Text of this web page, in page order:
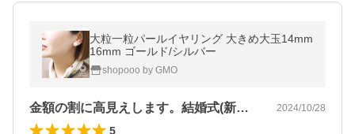
大粒一粒パールイヤリング 大きめ大玉14mm
16mm ゴールド/シルバー
shopooo by GMO
金額の割に高見えします。結婚式(新婦)… 2024/10/28
5